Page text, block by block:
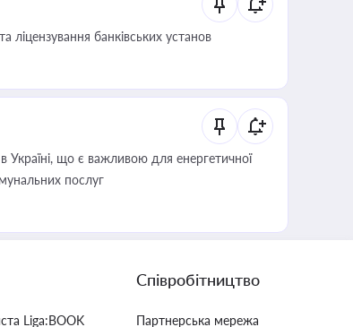
ліцензування банківських установ
Україні, що є важливою для енергетичної
послуг
Liga:BOOK
Співробітництво
Партнерська мережа